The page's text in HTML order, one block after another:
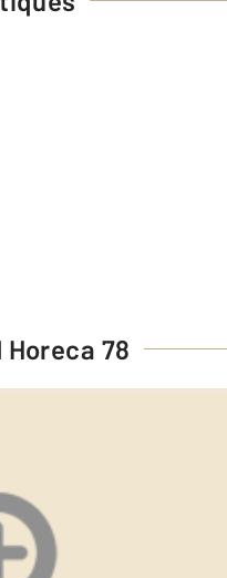
Horeca 78